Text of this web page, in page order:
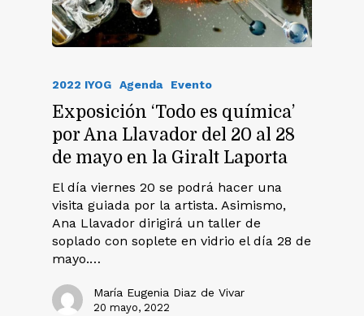
2022 IYOG Agenda Evento
Exposición ‘Todo es química’
por Ana Llavador del 20 al 28
de mayo en la Giralt Laporta
El día viernes 20 se podrá hacer una
visita guiada por la artista. Asimismo,
Ana Llavador dirigirá un taller de
soplado con soplete en vidrio el día 28 de
mayo.…
María Eugenia Diaz de Vivar
20 mayo, 2022